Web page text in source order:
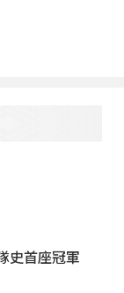
史首座冠軍